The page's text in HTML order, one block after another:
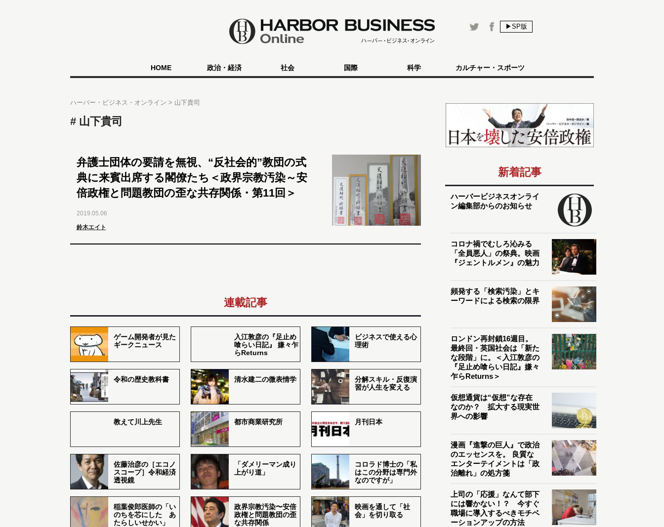
▶SP版
HOME 政治・経済 社会 国際 科学 カルチャー・スポーツ
ハーバー・ビジネス・オンライン 山下貴司
山下貴司
弁護士団体の要請を無視、“反社会的”教団の式
典に来賓出席する閣僚たち＜政界宗教汚染～安
倍政権と問題教団の歪な共存関係・第11回＞
2019.05.06
鈴木エイト
連載記事
ゲーム開発者が見た
ギークニュース
入江敦彦の『足止め
喰らい日記』 嫌々乍
らReturns
ビジネスで使える心
理術
令和の歴史教科書 清水建二の微表情学
分解スキル・反復演
習が人生を変える
教えて川上先生 都市商業研究所 月刊日本
佐藤治彦の［エコノ
スコープ］令和経済
透視鏡
「ダメリーマン成り
上がり道」
コロラド博士の「私
はこの分野は専門外
なのですが」
稲葉俊郎医師の「い
のちを芯にした あ
たらしいせかい」
政界宗教汚染〜安倍
政権と問題教団の歪
な共存関係
映画を通して「社
会」を切り取る
新着記事
ハーバービジネスオンライ
ン編集部からのお知らせ
コロナ禍でむしろ沁みる
「全員悪人」の祭典。映画
『ジェントルメン』の魅力
頻発する「検索汚染」とキ
ーワードによる検索の限界
ロンドン再封鎖16週目。
最終回・英国社会は「新た
な段階」に。＜入江敦彦の
『足止め喰らい日記』嫌々
乍らReturns＞
仮想通貨は“仮想”な存在
なのか？ 拡大する現実世
界への影響
漫画『進撃の巨人』で政治
のエッセンスを。 良質な
エンターテイメントは「政
治離れ」の処方箋
上司の「応援」なんて部下
には響かない！？ 今すぐ
職場に導入するべきモチベ
ーションアップの方法